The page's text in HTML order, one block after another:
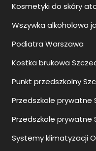
Kosmetyki do skóry
Wszywka alkoholowa
Podiatra Warszawa
Kostka brukowa
Punkt przedszkolny
Przedszkole prywatne
Przedszkole prywatne
Systemy klimatyzacji